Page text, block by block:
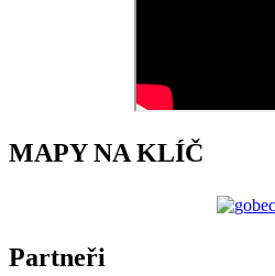
MAPY NA KLÍČ
Partneři